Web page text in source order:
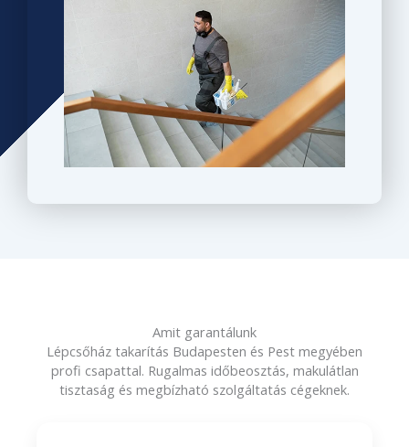
Amit garantálunk
Lépcsőház takarítás Budapesten és Pest megyében
profi csapattal. Rugalmas időbeosztás, makulátlan
tisztaság és megbízható szolgáltatás cégeknek.